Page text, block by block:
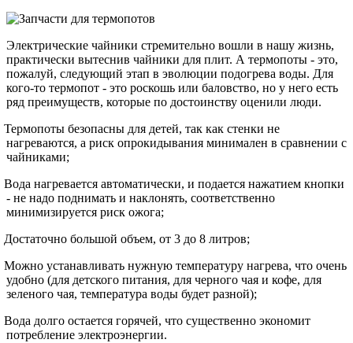
Электрические чайники стремительно вошли в нашу жизнь,
практически вытеснив чайники для плит. А термопоты - это,
пожалуй, следующий этап в эволюции подогрева воды. Для
кого-то термопот - это роскошь или баловство, но у него есть
ряд преимуществ, которые по достоинству оценили люди.
Термопоты безопасны для детей, так как стенки не
нагреваются, а риск опрокидывания минимален в сравнении с
чайниками;
Вода нагревается автоматически, и подается нажатием кнопки
- не надо поднимать и наклонять, соответственно
минимизируется риск ожога;
Достаточно большой объем, от 3 до 8 литров;
Можно устанавливать нужную температуру нагрева, что очень
удобно (для детского питания, для черного чая и кофе, для
зеленого чая, температура воды будет разной);
Вода долго остается горячей, что существенно экономит
потребление электроэнергии.